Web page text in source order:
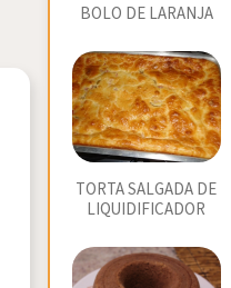
BOLO DE LARANJA
TORTA SALGADA DE
LIQUIDIFICADOR